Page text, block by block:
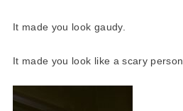
It made you look gaudy.
It made you look like a scary person.